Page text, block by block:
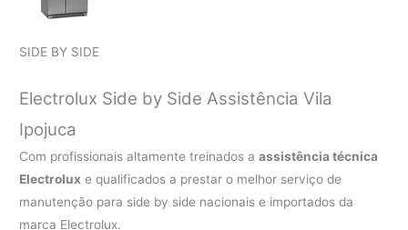
SIDE BY SIDE
Electrolux Side by Side Assistência Vila
Ipojuca
Com profissionais altamente treinados aassistência técnica
Electrolux e qualificados a prestar o melhor serviço de
manutenção para side by side nacionais e importados da
marca Electrolux.